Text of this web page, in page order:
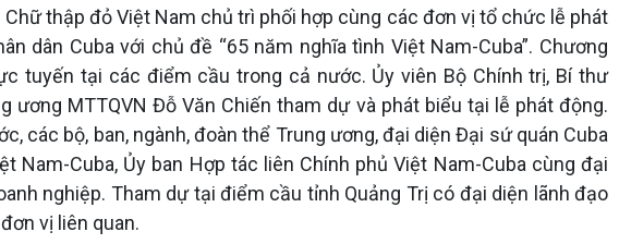
thập đỏ Việt Nam chủ trì phối hợp cùng các đơn vị tổ chức lễ phát
dân Cuba với chủ đề “65 năm nghĩa tình Việt Nam-Cuba”. Chương
tuyến tại các điểm cầu trong cả nước. Ủy viên Bộ Chính trị, Bí thư
ương MTTQVN Đỗ Văn Chiến tham dự và phát biểu tại lễ phát động.
các bộ, ban, ngành, đoàn thể Trung ương, đại diện Đại sứ quán Cuba
Nam-Cuba, Ủy ban Hợp tác liên Chính phủ Việt Nam-Cuba cùng đại
nghiệp. Tham dự tại điểm cầu tỉnh Quảng Trị có đại diện lãnh đạo
vị liên quan.